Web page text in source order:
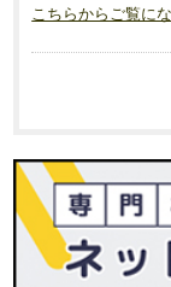
こちらからご覧にな